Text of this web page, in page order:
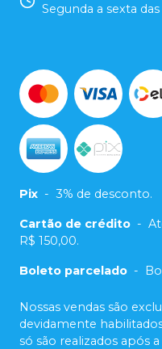
Segunda a sexta
Pix - 3% de desconto.
Cartão de crédito -
R$ 150,00.
Boleto parcelado -
Nossas vendas são
devidamente
só são realizados após